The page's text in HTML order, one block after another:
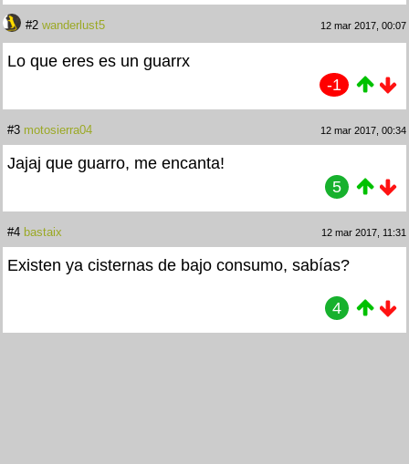
#2 wanderlust5 12 mar 2017, 00:07
Lo que eres es un guarrx
-1
#3 motosierra04 12 mar 2017, 00:34
Jajaj que guarro, me encanta!
5
#4 bastaix 12 mar 2017, 11:31
Existen ya cisternas de bajo consumo, sabías?
4